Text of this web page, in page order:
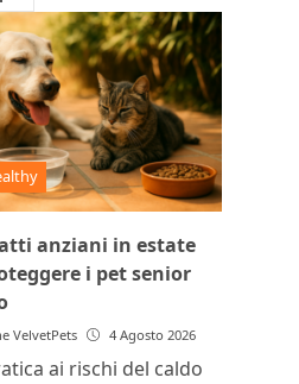
anziani in estate
i pet senior
VelvetPets 4 Agosto 2026
ai rischi del caldo